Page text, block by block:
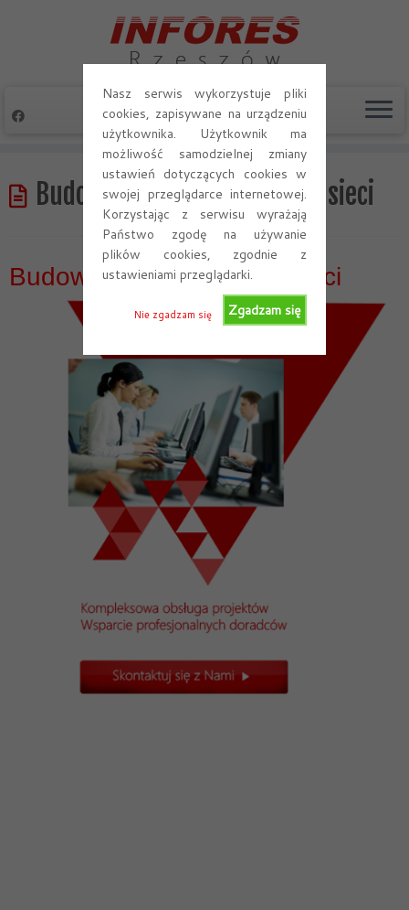
Nasz serwis wykorzystuje pliki
cookies, zapisywane na urządzeniu
użytkownika. Użytkownik ma
możliwość samodzielnej zmiany
ustawień dotyczących cookies w
swojej przeglądarce internetowej.
Korzystając z serwisu wyrażają
Państwo zgodę na używanie
plików cookies, zgodnie z
ustawieniami przeglądarki.
Zgadzam się
Nie zgadzam się
to
contentBudowanie i projektowanie sieci
Budowa i projektowanie sieci